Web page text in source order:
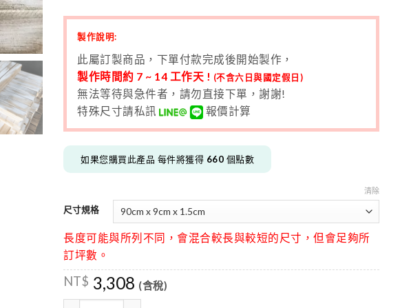
製作說明:
此屬訂製商品，下單付款完成後開始製作，
製作時間約 7 ~ 14 工作天 ! (不含六日與國定假日)
無法等待與急件者，請勿直接下單，謝謝!
特殊尺寸請私訊
報價計算
如果您購買此產品 每件將獲得 660 個點數
尺寸規格
清除
長度可能與所列不同，會混合較長與較短的尺寸，但會足夠所
訂坪數。
NT$ 3,308 (含稅)